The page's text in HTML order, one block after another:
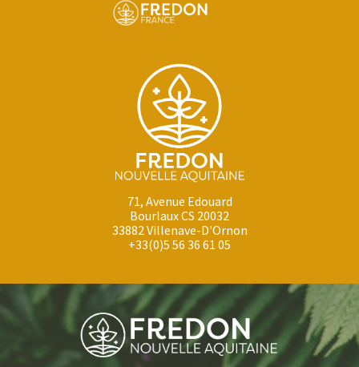
71, Avenue Edouard
Bourlaux CS 20032
33882 Villenave-D'Ornon
+33(0)5 56 36 61 05